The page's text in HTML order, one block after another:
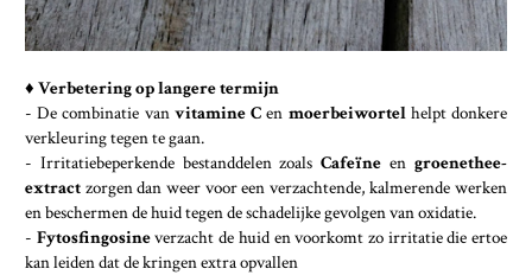
♦ Verbetering op langere termijn
- De combinatie van vitamine C en moerbeiwortel helpt donkere
verkleuring tegen te gaan.
- Irritatiebeperkende bestanddelen zoalsCafeïneen groenethee-
extract zorgen dan weer voor een verzachtende, kalmerende werken
en beschermen de huid tegen de schadelijke gevolgen van oxidatie.
- Fytosfingosineverzacht de huid en voorkomt zo irritatie die ertoe
kan leiden dat de kringen extra opvallen